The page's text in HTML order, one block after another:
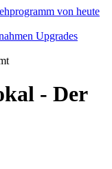
Upgrades
- Der